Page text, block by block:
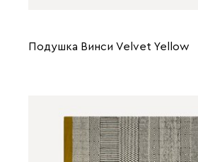
Подушка Винси Velvet Yellow